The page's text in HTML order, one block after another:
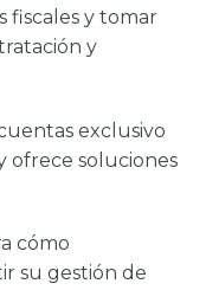
fiscales y tomar
y
exclusivo
ofrece soluciones
cómo
su gestión de